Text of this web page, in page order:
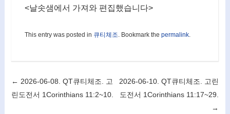
<날솟샘에서 가져와 편집했습니다>
This entry was posted in 큐티체조. Bookmark the permalink.
Post navigation
← 2026-06-08. QT큐티체조. 고
린도전서 1Corinthians 11:2~10.
2026-06-10. QT큐티체조. 고린
도전서 1Corinthians 11:17~29.
→